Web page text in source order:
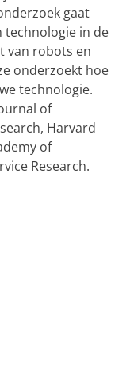
gaat
technologie in de
van robots en
onderzoekt hoe
technologie.
of
Harvard
of
Research.